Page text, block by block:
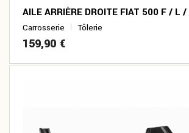
AILE ARRIÈRE DROITE FIAT 500 F / L /
Carrosserie Tôlerie
159,90 €